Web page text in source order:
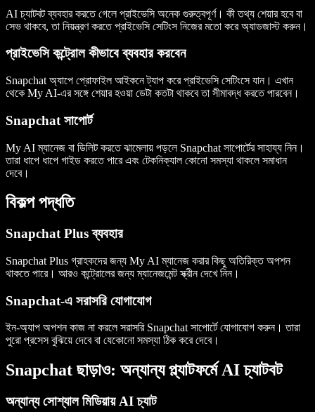
AI চ্যাটবট ব্যবহার করতে গেলে প্রাইভেসি অনেক গুরুত্বপূর্ণ। কী তথ্য শেয়ার হবে বা
সেভ থাকবে, তা নিয়ন্ত্রণ করতে প্রাইভেসি সেটিংস নিজের মতো করে অ্যাডজাস্ট করুন।
প্রাইভেসি কন্ট্রোল কীভাবে ব্যবহার করবেন
Snapchat অ্যাপে প্রোফাইল আইকনে ট্যাপ করে প্রাইভেসি সেটিংসে যান। এখান
থেকে My AI-এর সঙ্গে শেয়ার হওয়া ডেটা কতটা থাকবে তা সীমাবদ্ধ করতে পারবেন।
Snapchat সাপোর্ট
My AI ম্যানেজ বা ডিলিট করতে ঝামেলায় পড়লে Snapchat সাপোর্টের সাহায্য নিন।
তারা ধাপে ধাপে গাইড করতে পারে এবং টেকনিক্যাল কোনো সমস্যা থাকলে সমাধান
দেবে।
বিকল্প পদ্ধতি
Snapchat Plus ব্যবহার
Snapchat Plus গ্রাহকদের জন্য My AI ম্যানেজ করার কিছু অতিরিক্ত অপশন
থাকতে পারে। আরও কন্ট্রোলের জন্য ম্যানেজমেন্ট স্ক্রীন দেখে নিন।
Snapchat-এ সরাসরি যোগাযোগ
ইন-অ্যাপ অপশন কাজ না করলে সরাসরি Snapchat সাপোর্টে যোগাযোগ করুন। তারা
পুরো প্রসেস বুঝিয়ে দেবে বা যেকোনো সমস্যা ঠিক করে দেবে।
Snapchat ছাড়াও: অন্যান্য প্ল্যাটফর্মে AI চ্যাটবট
অন্যান্য সোশ্যাল মিডিয়ায় AI চ্যাট